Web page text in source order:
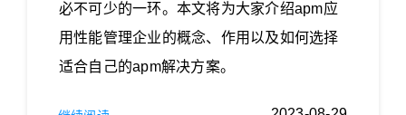
必不可少的一环。本文将为大家介绍apm应
用性能管理企业的概念、作用以及如何选择
适合自己的apm解决方案。